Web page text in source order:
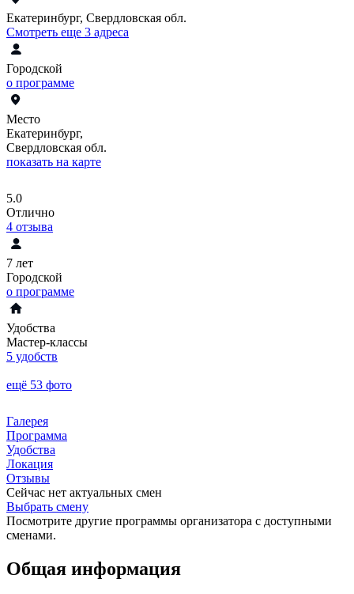
Екатеринбург, Свердловская обл.
Смотреть еще 3 адреса
Городской
о программе
Место
Екатеринбург,
Свердловская обл.
показать на карте
5.0
Отлично
4 отзыва
7 лет
Городской
о программе
Удобства
Мастер-классы
5 удобств
ещё 53 фото
Галерея
Программа
Удобства
Локация
Отзывы
Сейчас нет актуальных смен
Выбрать смену
Посмотрите другие программы организатора с доступными
сменами.
Общая информация